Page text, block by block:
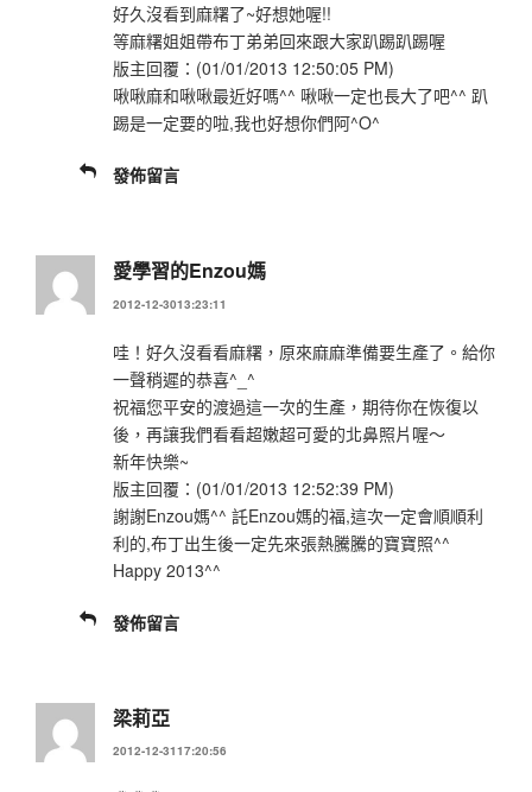
好久沒看到麻糬了~好想她喔!!
等麻糬姐姐帶布丁弟弟回來跟大家趴踢趴踢喔
版主回覆：(01/01/2013 12:50:05 PM)
啾啾麻和啾啾最近好嗎^^ 啾啾一定也長大了吧^^ 趴
踢是一定要的啦,我也好想你們阿^O^
發佈留言
愛學習的Enzou媽
2012-12-3013:23:11
哇！好久沒看看麻糬，原來麻麻準備要生產了。給你
一聲稍遲的恭喜^_^
祝福您平安的渡過這一次的生產，期待你在恢復以
後，再讓我們看看超嫩超可愛的北鼻照片喔～
新年快樂~
版主回覆：(01/01/2013 12:52:39 PM)
謝謝Enzou媽^^ 託Enzou媽的福,這次一定會順順利
利的,布丁出生後一定先來張熱騰騰的寶寶照^^
Happy 2013^^
發佈留言
梁莉亞
2012-12-3117:20:56